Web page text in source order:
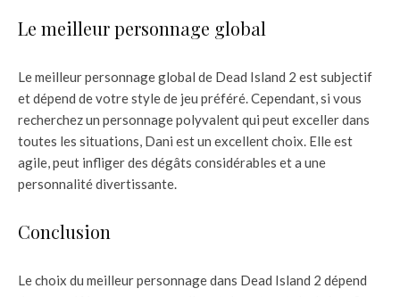
Le meilleur personnage global
Le meilleur personnage global de Dead Island 2 est subjectif
et dépend de votre style de jeu préféré. Cependant, si vous
recherchez un personnage polyvalent qui peut exceller dans
toutes les situations, Dani est un excellent choix. Elle est
agile, peut infliger des dégâts considérables et a une
personnalité divertissante.
Conclusion
Le choix du meilleur personnage dans Dead Island 2 dépend